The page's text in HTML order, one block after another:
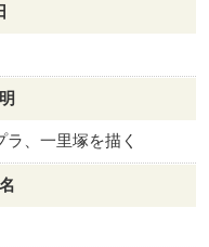
、一里塚を描く